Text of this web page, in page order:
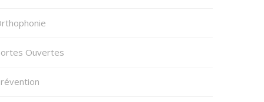
Ouvertes